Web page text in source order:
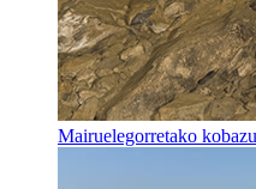
Mairuelegorretako